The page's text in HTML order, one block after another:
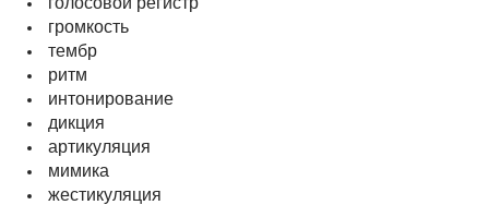
громкость
тембр
ритм
интонирование
дикция
артикуляция
мимика
жестикуляция